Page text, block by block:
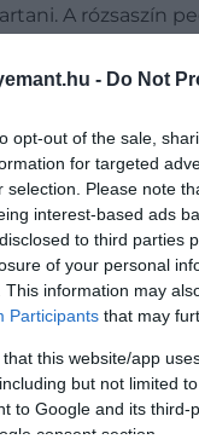
- Do Not
opt-out of the sale,
for targeted
selection. Please note
interest-based ads
to third parties
of your personal
This information may
Participants that may
that this website/app
but not limited
to Google and its
consent section.
A rózsaszín